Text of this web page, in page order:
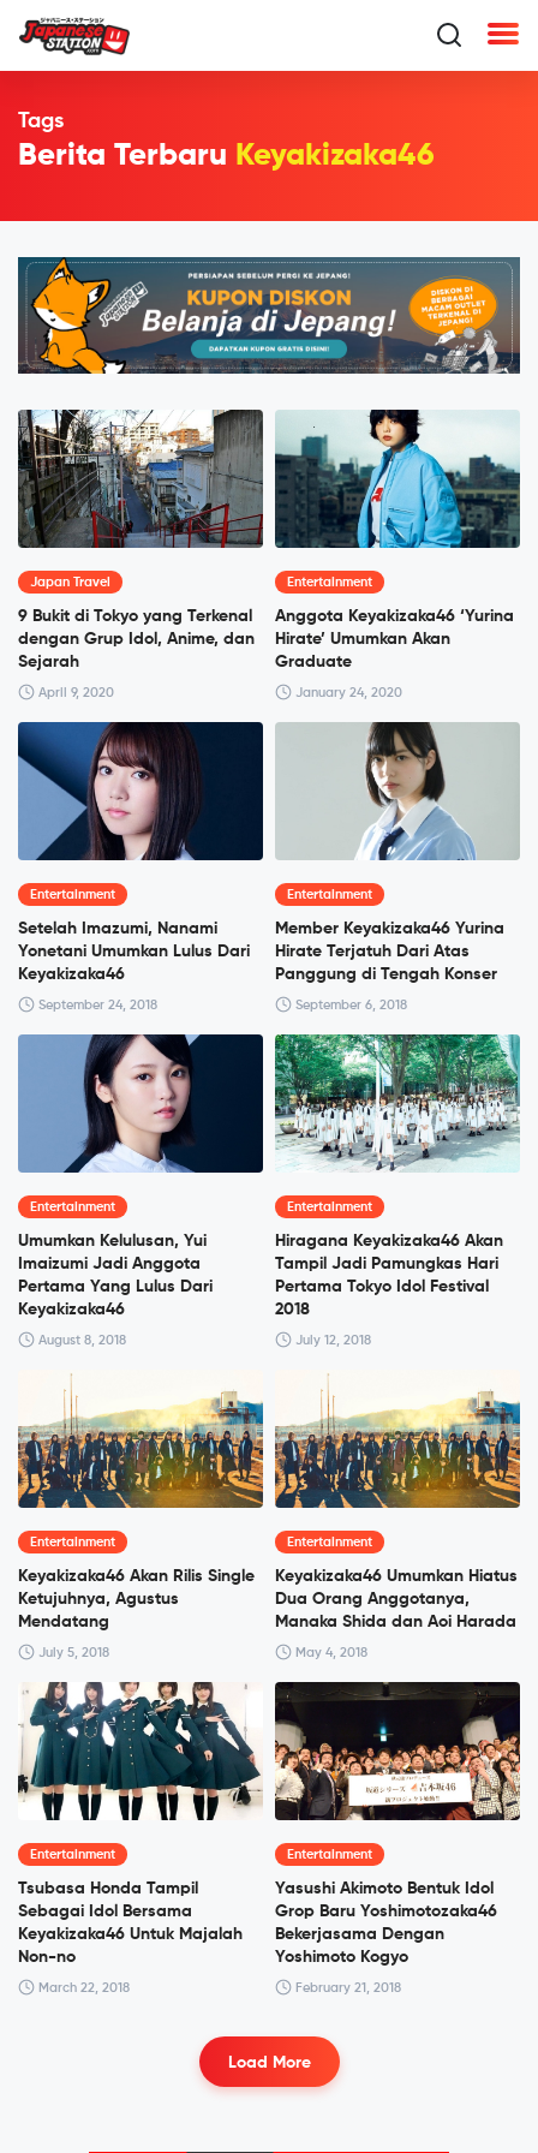
Tags
Berita Terbaru Keyakizaka46
Japan Travel
9 Bukit di Tokyo yang Terkenal
dengan Grup Idol, Anime, dan
Sejarah
April 9, 2020
Entertainment
Anggota Keyakizaka46 ‘Yurina
Hirate’ Umumkan Akan
Graduate
January 24, 2020
Entertainment
Setelah Imazumi, Nanami
Yonetani Umumkan Lulus Dari
Keyakizaka46
September 24, 2018
Entertainment
Member Keyakizaka46 Yurina
Hirate Terjatuh Dari Atas
Panggung di Tengah Konser
September 6, 2018
Entertainment
Umumkan Kelulusan, Yui
Imaizumi Jadi Anggota
Pertama Yang Lulus Dari
Keyakizaka46
August 8, 2018
Entertainment
Hiragana Keyakizaka46 Akan
Tampil Jadi Pamungkas Hari
Pertama Tokyo Idol Festival
2018
July 12, 2018
Entertainment
Keyakizaka46 Akan Rilis Single
Ketujuhnya, Agustus
Mendatang
July 5, 2018
Entertainment
Keyakizaka46 Umumkan Hiatus
Dua Orang Anggotanya,
Manaka Shida dan Aoi Harada
May 4, 2018
Entertainment
Tsubasa Honda Tampil
Sebagai Idol Bersama
Keyakizaka46 Untuk Majalah
Non-no
March 22, 2018
Entertainment
Yasushi Akimoto Bentuk Idol
Grop Baru Yoshimotozaka46
Bekerjasama Dengan
Yoshimoto Kogyo
February 21, 2018
Load More